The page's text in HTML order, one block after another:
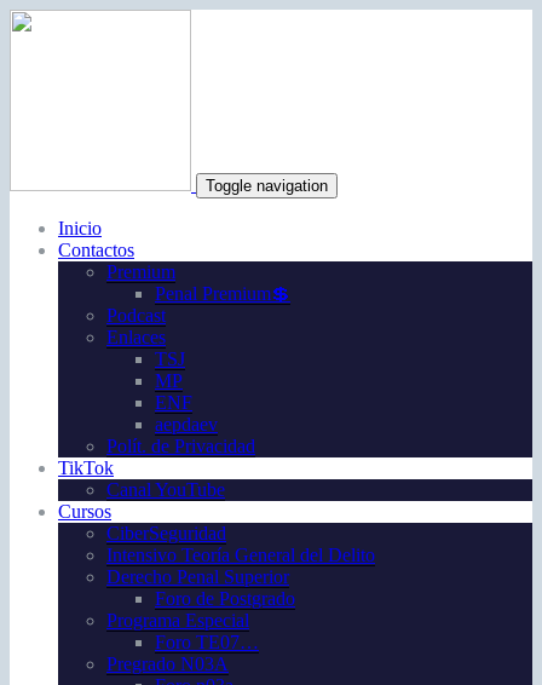
Toggle navigation
Inicio
Contactos
Premium
Penal Premium💲
Podcast
Enlaces
TSJ
MP
ENF
aepdaev
Polít. de Privacidad
TikTok
Canal YouTube
Cursos
CiberSeguridad
Intensivo Teoría General del Delito
Derecho Penal Superior
Foro de Postgrado
Programa Especial
Foro TE07…
Pregrado N03A